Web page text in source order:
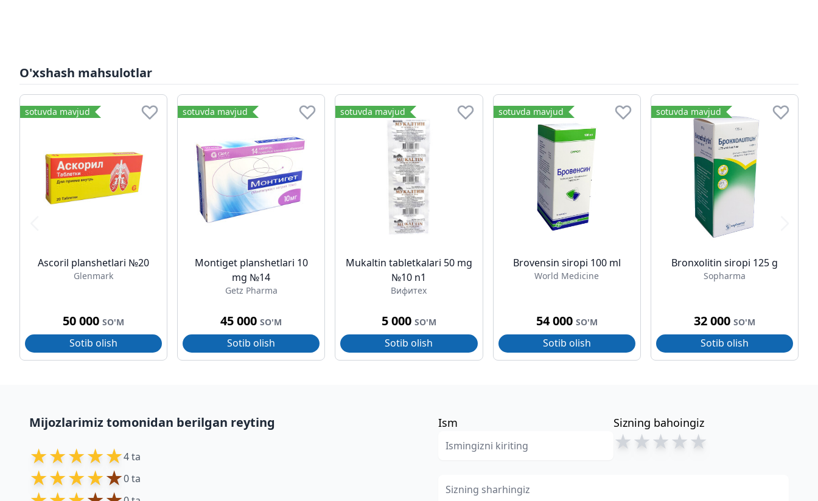
O'xshash mahsulotlar
sotuvda mavjud
Ascoril planshetlari №20
Glenmark
50 000SO'M
Sotib olish
sotuvda mavjud
Montiget planshetlari 10
mg №14
Getz Pharma
45 000SO'M
Sotib olish
sotuvda mavjud
Mukaltin tabletkalari 50 mg
№10 n1
Вифитех
5 000 SO'M
Sotib olish
sotuvda mavjud
Brovensin siropi 100 ml
World Medicine
54 000 SO'M
Sotib olish
sotuvda mavjud
Bronxolitin siropi 125 g
Sopharma
32 000 SO'M
Sotib olish
Mijozlarimiz tomonidan berilgan reyting
★★★★★4 ta
★★★★★0 ta
Ism Sizning bahoingiz
★★★★★